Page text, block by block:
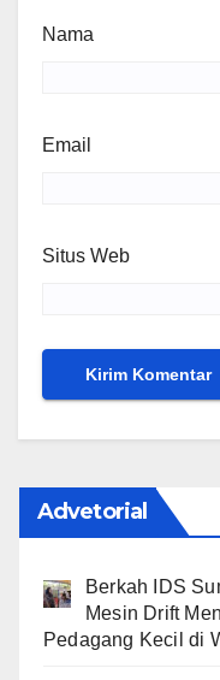
Nama
Email
Situs Web
Advetorial
Berkah IDS
Mesin Drift
Pedagang Kecil di